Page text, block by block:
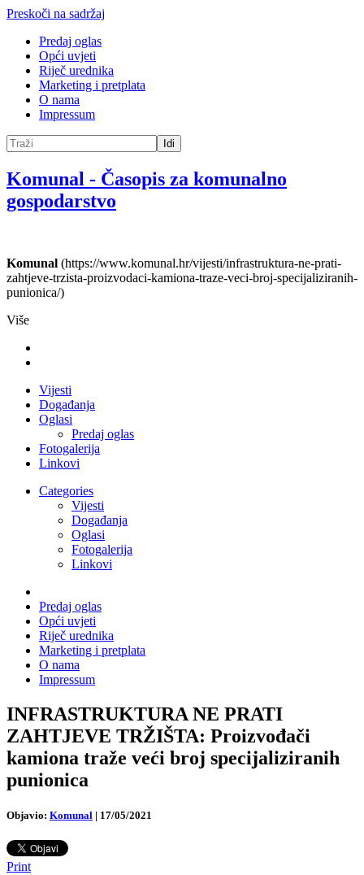
Preskoči na sadržaj
Predaj oglas
Opći uvjeti
Riječ urednika
Marketing i pretplata
O nama
Impressum
Idi
Komunal - Časopis za komunalno
gospodarstvo
Komunal (https://www.komunal.hr/vijesti/infrastruktura-ne-prati-
zahtjeve-trzista-proizvodaci-kamiona-traze-veci-broj-specijaliziranih-
punionica/)
Više
Vijesti
Događanja
Oglasi
Predaj oglas
Fotogalerija
Linkovi
Categories
Vijesti
Događanja
Oglasi
Fotogalerija
Linkovi
Predaj oglas
Opći uvjeti
Riječ urednika
Marketing i pretplata
O nama
Impressum
INFRASTRUKTURA NE PRATI
ZAHTJEVE TRŽIŠTA: Proizvođači
kamiona traže veći broj specijaliziranih
punionica
Objavio: Komunal | 17/05/2021
Print